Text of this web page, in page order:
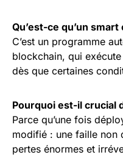
Qu’est-ce qu’un
C’est un programme
blockchain, qui
dès que certaines
Pourquoi est-il crucial
Parce qu’une fois
modifié : une faille non
pertes énormes et